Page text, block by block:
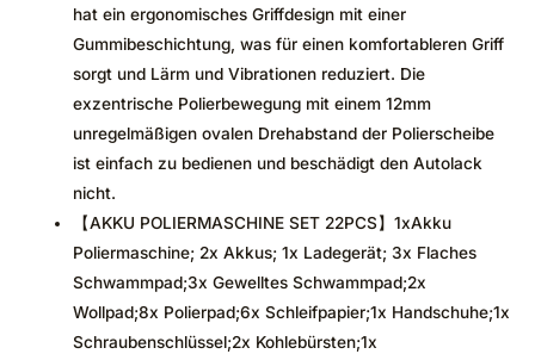
hat ein ergonomisches Griffdesign mit einer
Gummibeschichtung, was für einen komfortableren Griff
sorgt und Lärm und Vibrationen reduziert. Die
exzentrische Polierbewegung mit einem 12mm
unregelmäßigen ovalen Drehabstand der Polierscheibe
ist einfach zu bedienen und beschädigt den Autolack
nicht.
【AKKU POLIERMASCHINE SET 22PCS】1xAkku
Poliermaschine; 2x Akkus; 1x Ladegerät; 3x Flaches
Schwammpad;3x Gewelltes Schwammpad;2x
Wollpad;8x Polierpad;6x Schleifpapier;1x Handschuhe;1x
Schraubenschlüssel;2x Kohlebürsten;1x